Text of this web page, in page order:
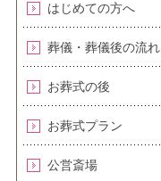
はじめての方へ
葬儀・葬儀後の流れ
お葬式の後
お葬式プラン
公営斎場